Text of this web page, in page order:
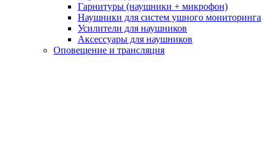
Гарнитуры (наушники + микрофон)
Наушники для систем ушного мониторинга
Усилители для наушников
Аксессуары для наушников
Оповещение и трансляция